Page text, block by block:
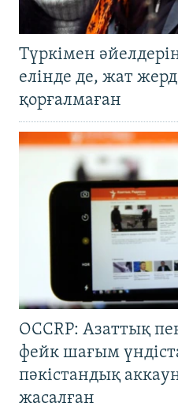
Түркімен
елінде де, жат
қорғалмаған
OCCRP: Азаттық
фейк шағым
пәкістандық
жасалған